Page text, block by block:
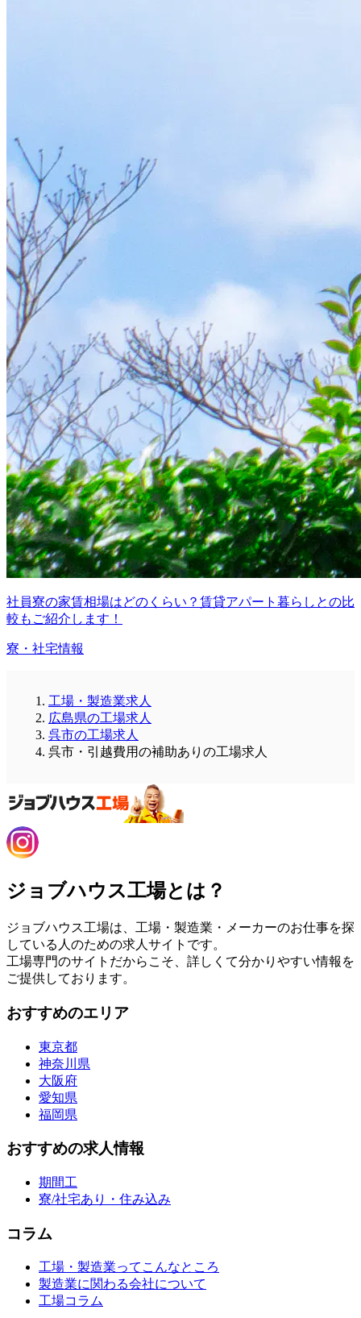
社員寮の家賃相場はどのくらい？賃貸アパート暮らしとの比
較もご紹介します！
寮・社宅情報
工場・製造業求人
広島県の工場求人
呉市の工場求人
呉市・引越費用の補助ありの工場求人
ジョブハウス工場とは？
ジョブハウス工場は、工場・製造業・メーカーのお仕事を探
している人のための求人サイトです。
工場専門のサイトだからこそ、詳しくて分かりやすい情報を
ご提供しております。
おすすめのエリア
東京都
神奈川県
大阪府
愛知県
福岡県
おすすめの求人情報
期間工
寮/社宅あり・住み込み
コラム
工場・製造業ってこんなところ
製造業に関わる会社について
工場コラム